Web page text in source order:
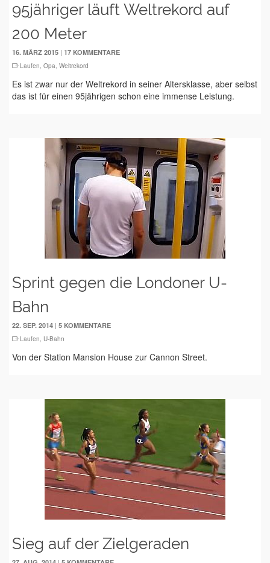
95jähriger läuft Weltrekord auf
200 Meter
16. MÄRZ 2015 | 17 KOMMENTARE
Laufen, Opa, Weltrekord
Es ist zwar nur der Weltrekord in seiner Altersklasse, aber selbst
das ist für einen 95jährigen schon eine immense Leistung.
Sprint gegen die Londoner U-
Bahn
22. SEP. 2014 | 5 KOMMENTARE
Laufen, U-Bahn
Von der Station Mansion House zur Cannon Street.
Sieg auf der Zielgeraden